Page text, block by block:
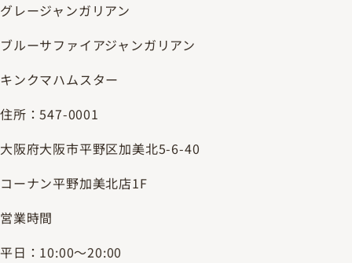
グレージャンガリアン
ブルーサファイアジャンガリアン
キンクマハムスター
住所：547-0001
大阪府大阪市平野区加美北5-6-40
コーナン平野加美北店1F
営業時間
平日：10:00～20:00